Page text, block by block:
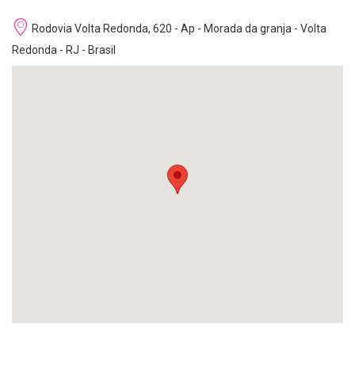
Rodovia Volta Redonda, 620 - Ap - Morada da granja - Volta
Redonda - RJ - Brasil